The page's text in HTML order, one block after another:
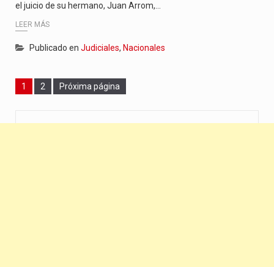
el juicio de su hermano, Juan Arrom,…
LEER MÁS
Publicado en Judiciales, Nacionales
Page
1 Page
2 Próxima página